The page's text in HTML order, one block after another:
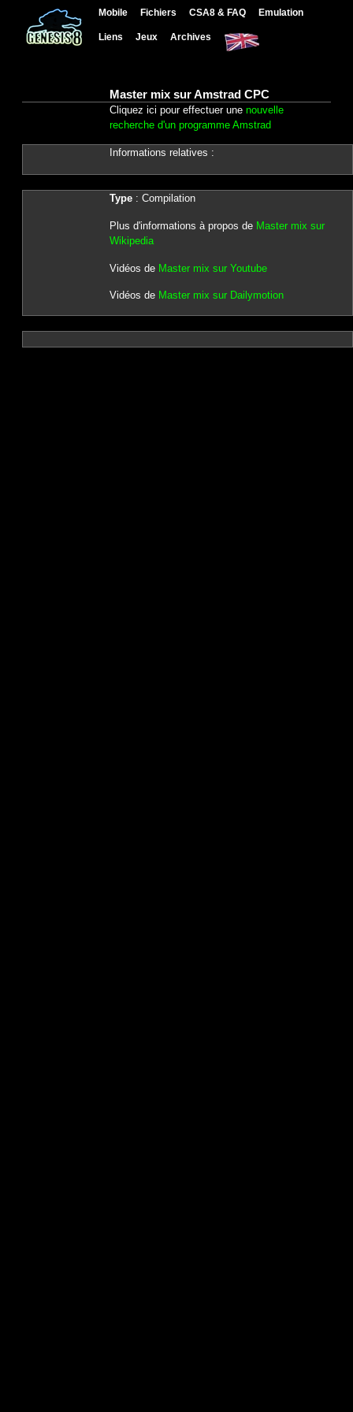
Mobile Fichiers CSA8 & FAQ Emulation
Liens Jeux Archives
Master mix sur Amstrad CPC
Cliquez ici pour effectuer une nouvelle
recherche d'un programme Amstrad
Informations relatives :
Type: Compilation
Plus d'informations à propos de Master mix sur
Wikipedia
Vidéos de Master mix sur Youtube
Vidéos de Master mix sur Dailymotion